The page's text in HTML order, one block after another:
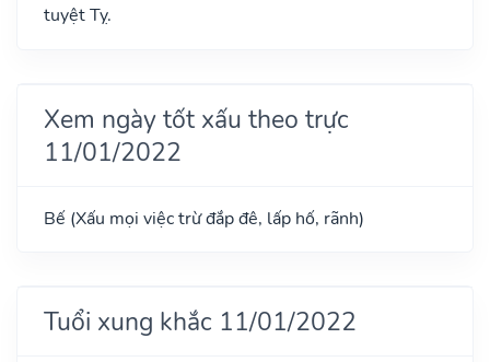
tuyệt Tỵ.
Xem ngày tốt xấu theo trực
11/01/2022
Bế (Xấu mọi việc trừ đắp đê, lấp hố, rãnh)
Tuổi xung khắc 11/01/2022